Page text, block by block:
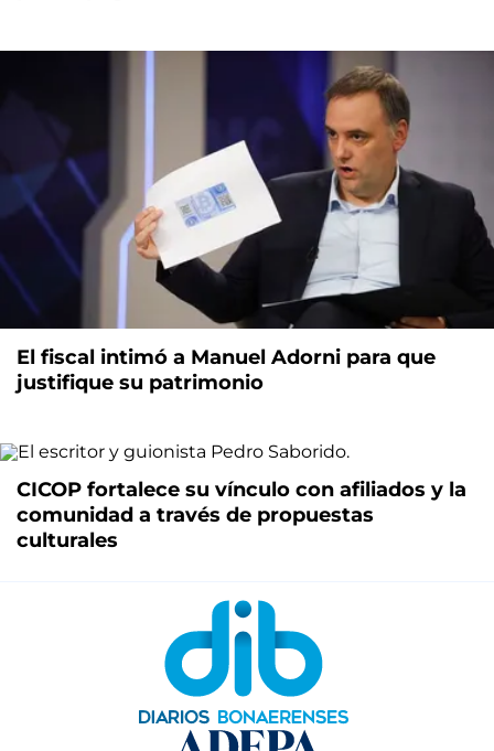
El fiscal intimó a Manuel Adorni para que
justifique su patrimonio
CICOP fortalece su vínculo con afiliados y la
comunidad a través de propuestas
culturales